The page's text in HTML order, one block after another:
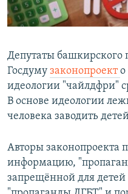
СОЦИАЛЬНЫЕ СЕТИ
Все сайты РСЕ/РС
Депутаты башкирского
Госдуму законопроекто
идеологии "чайлдфри"
В основе идеологии
человека заводить
Авторы законопроекта
информацию,
запрещённой для детей